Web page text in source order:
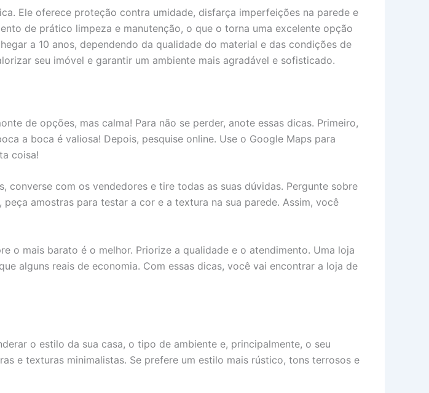
Ele oferece proteção contra umidade, disfarça imperfeições na parede e
de prático limpeza e manutenção, o que o torna uma excelente opção
a 10 anos, dependendo da qualidade do material e das condições de
seu imóvel e garantir um ambiente mais agradável e sofisticado.
de opções, mas calma! Para não se perder, anote essas dicas. Primeiro,
a boca é valiosa! Depois, pesquise online. Use o Google Maps para
coisa!
converse com os vendedores e tire todas as suas dúvidas. Pergunte sobre
amostras para testar a cor e a textura na sua parede. Assim, você
o mais barato é o melhor. Priorize a qualidade e o atendimento. Uma loja
alguns reais de economia. Com essas dicas, você vai encontrar a loja de
o estilo da sua casa, o tipo de ambiente e, principalmente, o seu
e texturas minimalistas. Se prefere um estilo mais rústico, tons terrosos e